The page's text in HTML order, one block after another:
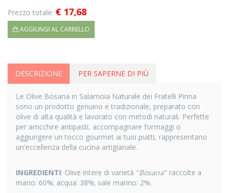
Prezzo totale: € 17,68
AGGIUNGI AL CARRELLO
DESCRIZIONE PER SAPERNE DI PIÙ
Le Olive Bosana in Salamoia Naturale dei Fratelli Pinna
sono un prodotto genuino e tradizionale, preparato con
olive di alta qualità e lavorato con metodi naturali. Perfette
per arricchire antipasti, accompagnare formaggi o
aggiungere un tocco gourmet ai tuoi piatti, rappresentano
un'eccellenza della cucina artigianale.
INGREDIENTI: Olive intere di varietà "Bosana" raccolte a
mano: 60%; acqua: 38%; sale marino: 2%.